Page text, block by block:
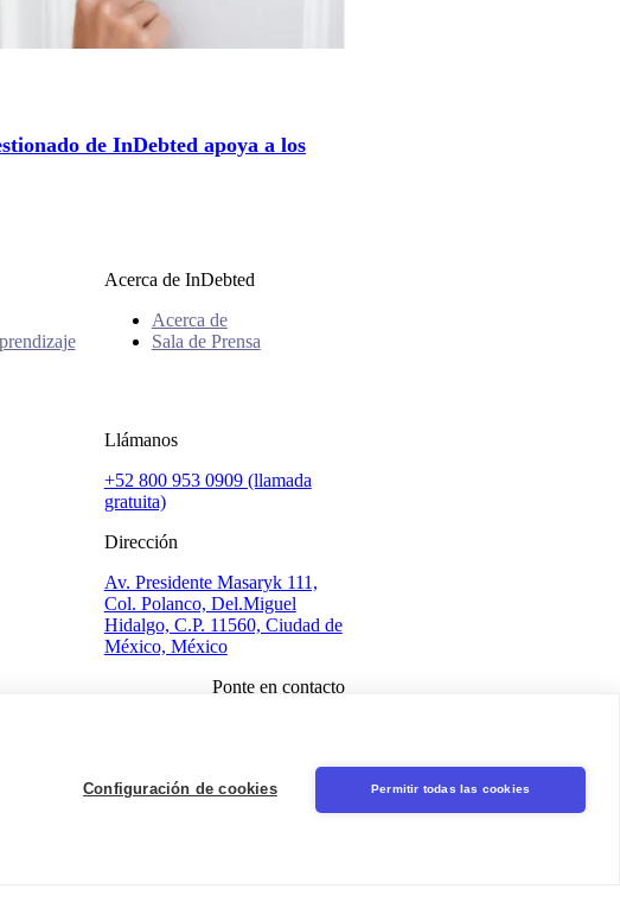
de InDebted apoya a los
Acerca de InDebted
Acerca de
Sala de Prensa
Llámanos
+52 800 953 0909 (llamada
gratuita)
Dirección
Av. Presidente Masaryk 111,
Col. Polanco, Del.Miguel
Hidalgo, C.P. 11560, Ciudad de
México, México
Ponte en contacto
Configuración de cookies Permitir todas las cookies